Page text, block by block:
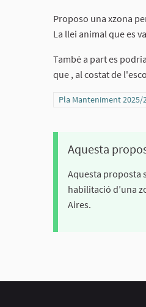
Proposo una xzona
La llei animal que es
També a part es
que , al costat de
Resultats al filtrar per
Pla Manteniment 2025/
Aquesta
Aquesta proposta
habilitació d’una
Aires.